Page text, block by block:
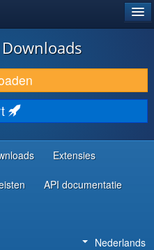
Downloads
Extensies
API documentatie
Nederlands